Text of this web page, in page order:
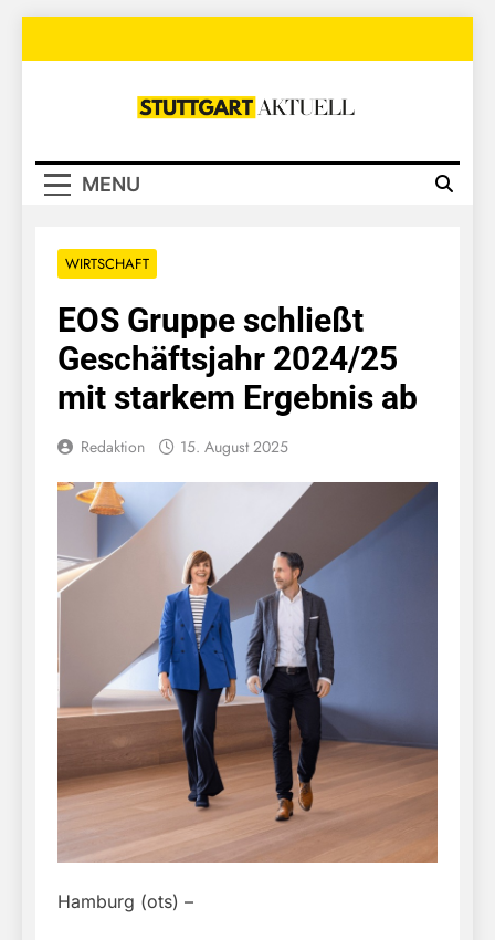
Stuttgart
MENU
WIRTSCHAFT
EOS Gruppe schließt
Geschäftsjahr 2024/25
mit starkem Ergebnis ab
Redaktion 15. August 2025
Hamburg (ots) –